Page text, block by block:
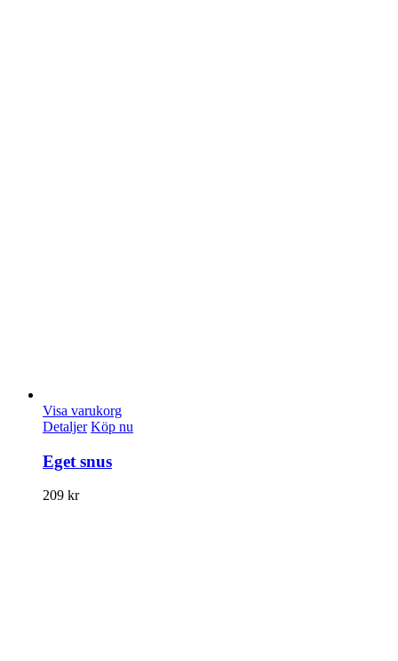
Visa varukorg
Detaljer Köp nu
Eget snus
209 kr